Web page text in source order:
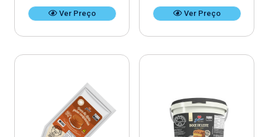
Ver Preço Ver Preço